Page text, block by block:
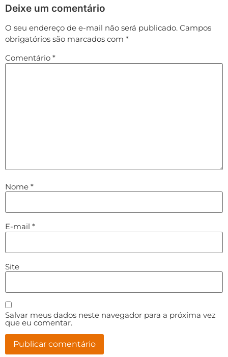
Deixe um comentário
O seu endereço de e-mail não será publicado. Campos
obrigatórios são marcados com *
Comentário *
Nome *
E-mail *
Site
Salvar meus dados neste navegador para a próxima vez
que eu comentar.